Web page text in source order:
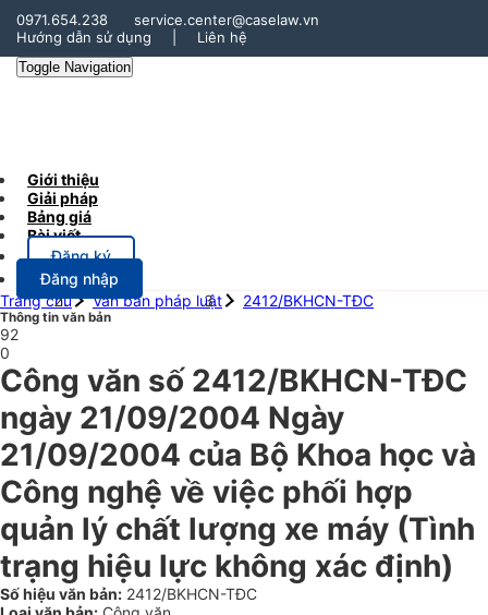
0971.654.238
service.center@caselaw.vn
Hướng dẫn sử dụng
Liên hệ
Toggle Navigation
Giới thiệu
Giải pháp
Bảng giá
Bài viết
Đăng ký
Đăng nhập
Trang chủ
Văn bản pháp luật 2412/BKHCN-TĐC
Thông tin văn bản
92
0
Công văn số 2412/BKHCN-TĐC
ngày 21/09/2004 Ngày
21/09/2004 của Bộ Khoa học và
Công nghệ về việc phối hợp
quản lý chất lượng xe máy (Tình
trạng hiệu lực không xác định)
Số hiệu văn bản: 2412/BKHCN-TĐC